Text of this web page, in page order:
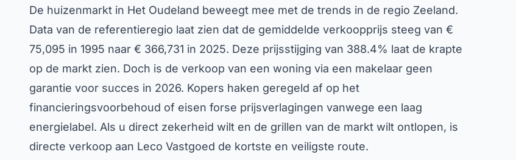
De huizenmarkt in Het Oudeland beweegt mee met de trends in de regio Zeeland.
Data van de referentieregio laat zien dat de gemiddelde verkoopprijs steeg van €
75,095 in 1995 naar € 366,731 in 2025. Deze prijsstijging van 388.4% laat de krapte
op de markt zien. Doch is de verkoop van een woning via een makelaar geen
garantie voor succes in 2026. Kopers haken geregeld af op het
financieringsvoorbehoud of eisen forse prijsverlagingen vanwege een laag
energielabel. Als u direct zekerheid wilt en de grillen van de markt wilt ontlopen, is
directe verkoop aan Leco Vastgoed de kortste en veiligste route.